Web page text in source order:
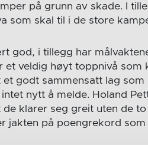
på grunn av skade. I
som skal til i de store
god, i tillegg har
et veldig høyt toppnivå som
godt sammensatt lag som
nytt å melde. Holand
klarer seg greit uten de
jakten på poengrekord